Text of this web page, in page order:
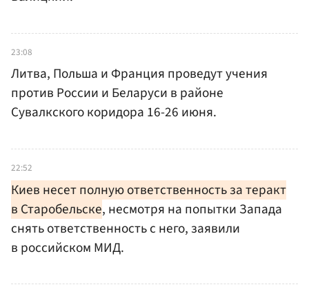
23:08
Литва, Польша и Франция проведут учения
против России и Беларуси в районе
Сувалкского коридора 16-26 июня.
22:52
Киев несет полную ответственность за теракт
в Старобельске, несмотря на попытки Запада
снять ответственность с него, заявили
в российском МИД.